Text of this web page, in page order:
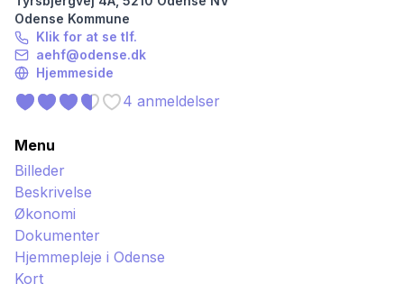
Odense Kommune
Klik for at se tlf.
aehf@odense.dk
Hjemmeside
4 anmeldelser
Menu
Billeder
Beskrivelse
Økonomi
Dokumenter
Hjemmepleje i Odense
Kort